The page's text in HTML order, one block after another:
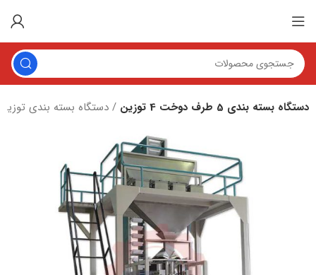
دستگاه بسته بندی توزین دار دستگاه بسته بندی 5 طرف دوخت 4 توزین